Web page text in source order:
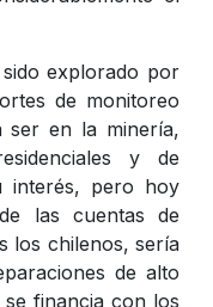
explorado por
de monitoreo
ser en la minería,
y de
interés, pero hoy
las cuentas de
los chilenos, sería
de alto
financia con los